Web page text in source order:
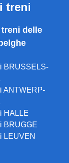
treni
delle
BRUSSELS-
ANTWERP-
HALLE
BRUGGE
LEUVEN